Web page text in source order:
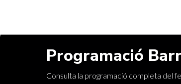
Programació
Consulta la programació completa del